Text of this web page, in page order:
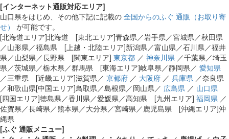
[インターネット通販対応エリア]
山口県をはじめ、その他下記に記載の 全国からのふぐ 通販（お取り寄
せ）
が可能です。
[北海道エリア]北海道 [東北エリア]青森県／岩手県／宮城県／秋田県
／山形県／福島県 [上越・北陸エリア]新潟県／富山県／石川県／福井
県／山梨県／長野県 [関東エリア] 東京都 ／ 神奈川県 ／千葉県／埼玉
県／茨城県／栃木県／群馬県 [東海エリア]岐阜県／静岡県／ 愛知県
／三重県 [近畿エリア]滋賀県／ 京都府 ／ 大阪府 ／ 兵庫県 ／奈良県
／和歌山県[中国エリア]鳥取県／島根県／岡山県／ 広島県 ／ 山口県
[四国エリア]徳島県／香川県／愛媛県／高知県 [九州エリア] 福岡県 ／
佐賀県／長崎県／熊本県／大分県／宮崎県／鹿児島県 [沖縄エリア]沖
縄県
[ふぐ 通販メニュー]